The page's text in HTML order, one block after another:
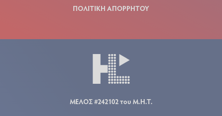
ΠΟΛΙΤΙΚΗ ΑΠΟΡΡΗΤΟΥ
ΜΕΛΟΣ #242102 του Μ.Η.Τ.